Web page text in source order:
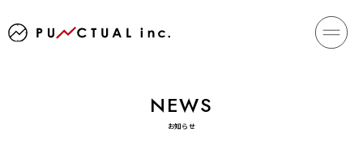
お知らせ